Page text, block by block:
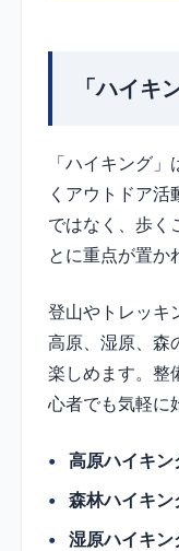
「ハイキ
「ハイキング
くアウトドア
ではなく、歩く
とに重点が置か
登山やトレッキ
高原、湿原、森
楽しめます。整
心者でも気軽に
高原ハイキン
森林ハイキン
湿原ハイキン